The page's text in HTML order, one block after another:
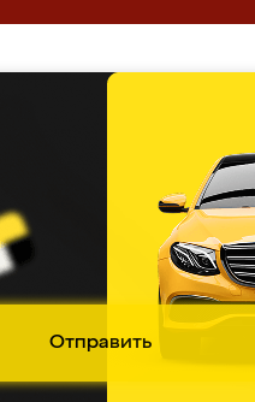
Отправить